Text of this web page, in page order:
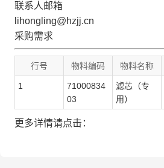
联系人邮箱
lihongling@hzjj.cn
采购需求
行号 物料编码 物料名称
1
71000834
03
滤芯（专
用）
更多详情请点击：